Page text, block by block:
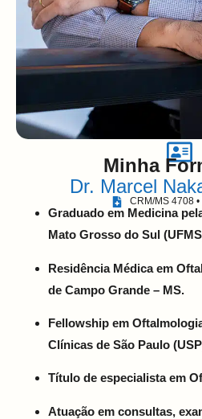
Minha
Dr. Marcel
CRM/MS 4708
Graduado em Medicina
Mato Grosso do Sul
Residência Médica em
de Campo Grande – MS.
Fellowship em
Clínicas de São Paulo
Título de especialista em
Atuação em consultas,